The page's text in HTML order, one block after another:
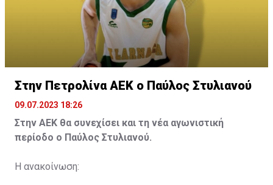
Στην Πετρολίνα ΑΕΚ ο Παύλος Στυλιανού
09.07.2023 18:26
Στην ΑΕΚ θα συνεχίσει και τη νέα αγωνιστική
περίοδο ο Παύλος Στυλιανού.
Η ανακοίνωση: